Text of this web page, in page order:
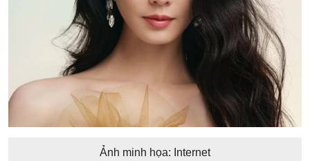
Ảnh minh họa: Internet